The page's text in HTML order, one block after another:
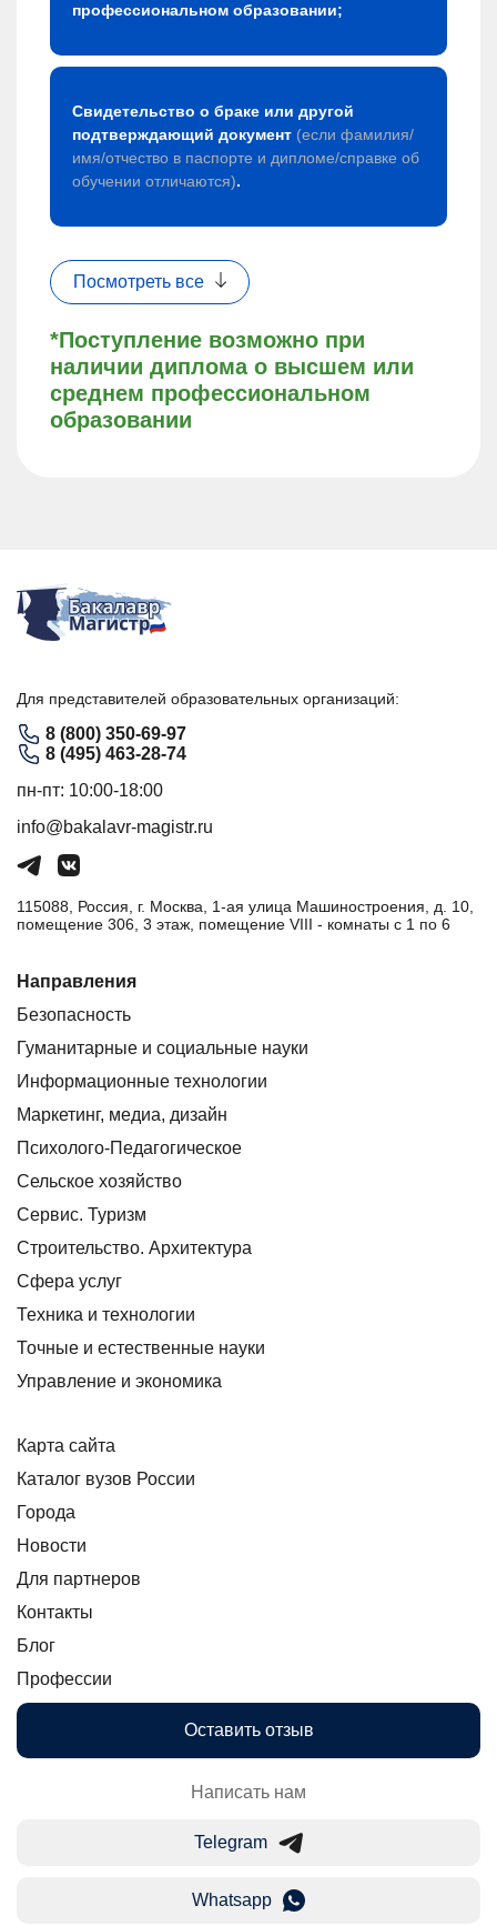
*Поступление возможно при
наличии диплома о высшем или
среднем профессиональном
образовании
профессиональном образовании;
Свидетельство о браке или другой
подтверждающий документ (если фамилия/
имя/отчество в паспорте и дипломе/справке об
обучении отличаются).
Посмотреть все
Для представителей образовательных организаций:
8 (800) 350-69-97
8 (495) 463-28-74
пн-пт: 10:00-18:00
info@bakalavr-magistr.ru
115088, Россия, г. Москва, 1-ая улица Машиностроения, д. 10,
помещение 306, 3 этаж, помещение VIII - комнаты с 1 по 6
Направления
Безопасность
Гуманитарные и социальные науки
Информационные технологии
Маркетинг, медиа, дизайн
Психолого-Педагогическое
Сельское хозяйство
Сервис. Туризм
Строительство. Архитектура
Сфера услуг
Техника и технологии
Точные и естественные науки
Управление и экономика
Карта сайта
Каталог вузов России
Города
Новости
Для партнеров
Контакты
Блог
Профессии
Оставить отзыв
Написать нам
Telegram
Whatsapp